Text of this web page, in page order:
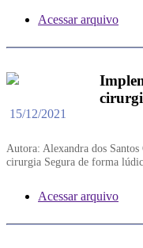
Acessar arquivo
15/12/2021
Autora: Alexandra dos
cirurgia Segura de forma
Acessar arquivo